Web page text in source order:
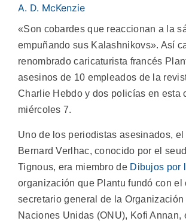
A. D. McKenzie
«Son cobardes que reaccionan a la
empuñando sus Kalashnikovs». Así
renombrado caricaturista francés
asesinos de 10 empleados de la
Charlie Hebdo y dos policías en esta
miércoles 7.
Uno de los periodistas asesinados,
Bernard Verlhac, conocido por el
Tignous, era miembro deDibujos por
organización que Plantu fundó con el
secretario general de la Organización
Naciones Unidas (ONU), Kofi Annan,